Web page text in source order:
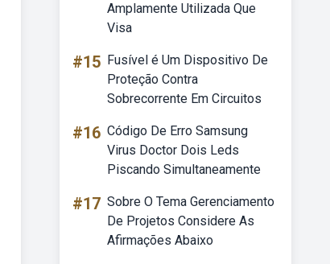
Amplamente Utilizada Que
Visa
#15 Fusível é Um Dispositivo De
Proteção Contra
Sobrecorrente Em Circuitos
#16 Código De Erro Samsung
Virus Doctor Dois Leds
Piscando Simultaneamente
#17 Sobre O Tema Gerenciamento
De Projetos Considere As
Afirmações Abaixo